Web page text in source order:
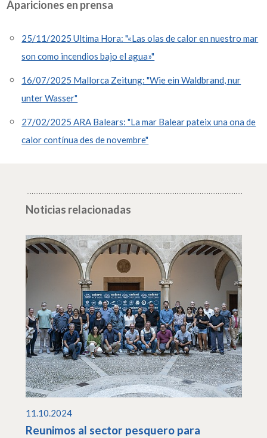
Apariciones en prensa
25/11/2025 Ultima Hora: "«Las olas de calor en nuestro mar
son como incendios bajo el agua»"
16/07/2025 Mallorca Zeitung: "Wie ein Waldbrand, nur
unter Wasser"
27/02/2025 ARA Balears: "La mar Balear pateix una ona de
calor contínua des de novembre"
Noticias relacionadas
11.10.2024
Reunimos al sector pesquero para